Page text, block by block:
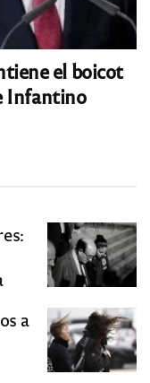
el boicot
Infantino
a